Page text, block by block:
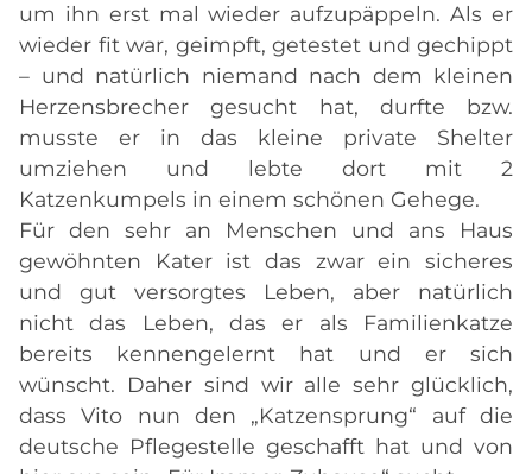
um ihn erst mal wieder aufzupäppeln. Als er
wieder fit war, geimpft, getestet und gechippt
– und natürlich niemand nach dem kleinen
Herzensbrecher gesucht hat, durfte bzw.
musste er in das kleine private Shelter
umziehen und lebte dort mit 2
Katzenkumpels in einem schönen Gehege.
Für den sehr an Menschen und ans Haus
gewöhnten Kater ist das zwar ein sicheres
und gut versorgtes Leben, aber natürlich
nicht das Leben, das er als Familienkatze
bereits kennengelernt hat und er sich
wünscht. Daher sind wir alle sehr glücklich,
dass Vito nun den „Katzensprung“ auf die
deutsche Pflegestelle geschafft hat und von